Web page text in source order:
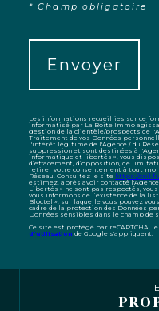
* Champ obligatoire
Envoyer
Les informations recueillies sur ce
informatisé par La Boite Immo
gestion de la clientèle/prospects de
Traitement de vos Données
l'intérêt légitime de l'Agence / du
suppression et sont destinées à
informatique et libertés », vous
d’effacement, d’opposition, de
retirer votre consentement à tout
Réseau. Consultez le site https://
estimez, après avoir contacté
Libertés » ne sont pas respectés,
vous informons de l’existence de la
Bloctel », sur laquelle vous pouvez
cadre de la protection des Données
Données sensibles dans le champ de
Ce site est protégé par reCAPTCHA,
d'utilisation de Google s'appliquent.